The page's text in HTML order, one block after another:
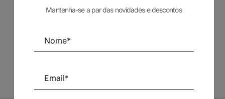
TÉCNICA LIVRARIA »
Mantenha-se a par das novidades e descontos